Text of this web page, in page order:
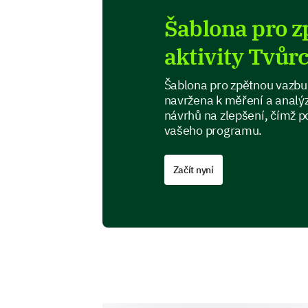
Šablona pro
aktivity
Šablona pro zpětnou
navržena k měření a
návrhů na zlepšení, čímž
vašeho programu.
Začít nyní